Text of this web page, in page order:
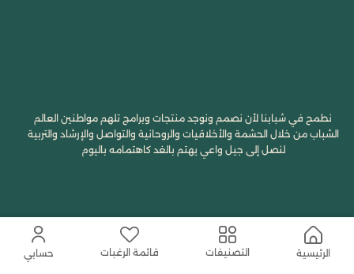
الرئيسية التصنيفات قائمة الرغبات حسابي
نطمح في شبابنا لأن نصمم ونوجد منتجات وبرامج تلهم مواطنين العالم
الشباب من خلال الحشمة والأخلاقيات والروحانية والتواصل والإرشاد والتربية
لنصل إلى جيل واعي يهتم بالغد كاهتمامه باليوم